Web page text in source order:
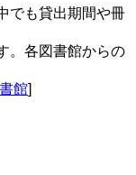
も貸出期間や冊
。各図書館からの
館]